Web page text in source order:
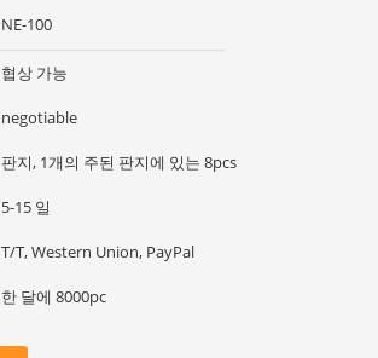
NE-100
협상 가능
negotiable
판지, 1개의 주된 판지에 있는 8pcs
5-15 일
T/T, Western Union, PayPal
한 달에 8000pc